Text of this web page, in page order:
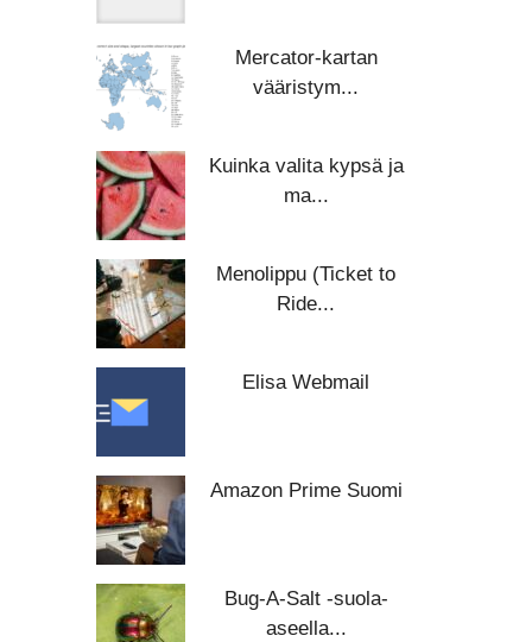
Mercator-kartan
vääristym...
Kuinka valita kypsä ja
ma...
Menolippu (Ticket to
Ride...
Elisa Webmail
Amazon Prime Suomi
Bug-A-Salt -suola-
aseella...